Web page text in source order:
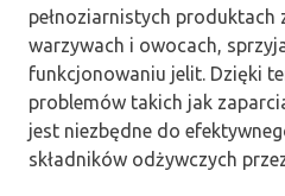
pełnoziarnistych produktach
warzywach i owocach,
funkcjonowaniu jelit. Dzięki
problemów takich jak
jest niezbędne do
składników odżywczych